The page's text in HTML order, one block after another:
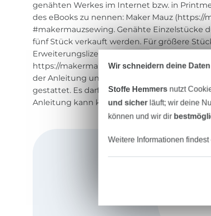
genähten Werkes im Internet bzw. in
des eBooks zu nennen: Maker Mauz (https://
#makermauzsewing. Genähte Einzelstücke
fünf Stück verkauft werden. Für größere
Erweiterungslizenz bei mir erwerben. Diese
https://makermauz.de/gewerbelizenz. Das
der Anleitung und sowie das Stellen auf
gestattet. Es darf aber auf meine Seite
Anleitung kann keine Haftung übernommen
Wir schneidern deine
Stoffe Hemmers nutzt
und sicherläuft; wir deine
können und wir dir
Weitere Informationen